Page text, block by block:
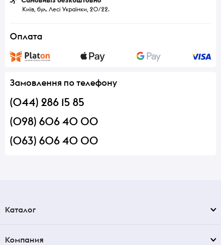
Київ, бул. Лесі Українки, 20/22.
Оплата
Замовлення по телефону
(044) 286 15 85
(098) 606 40 00
(063) 606 40 00
Каталог
Компания